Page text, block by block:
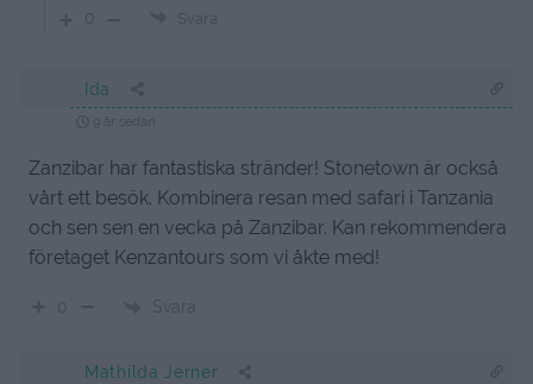
0 Svara
Ida
Zanzibar har fantastiska stränder! Stonetown är också
vårt ett besök. Kombinera resan med safari i Tanzania
och sen sen en vecka på Zanzibar. Kan rekommendera
företaget Kenzantours som vi åkte med!
0 Svara
Mathilda Jerner